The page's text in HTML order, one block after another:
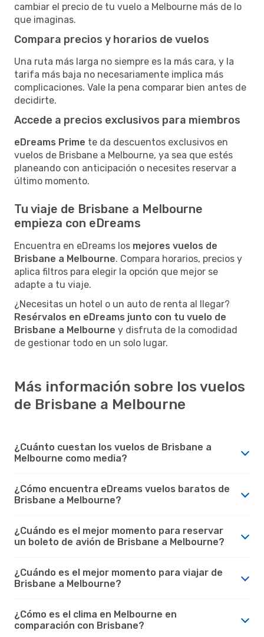
cambiar el precio de tu vuelo a Melbourne más de lo
que imaginas.
Compara precios y horarios de vuelos
Una ruta más larga no siempre es la más cara, y la
tarifa más baja no necesariamente implica más
complicaciones. Vale la pena comparar bien antes de
decidirte.
Accede a precios exclusivos para miembros
eDreams Prime te da descuentos exclusivos en
vuelos de Brisbane a Melbourne, ya sea que estés
planeando con anticipación o necesites reservar a
último momento.
Tu viaje de Brisbane a Melbourne
empieza con eDreams
Encuentra en eDreams los mejores vuelos de
Brisbane a Melbourne. Compara horarios, precios y
aplica filtros para elegir la opción que mejor se
adapte a tu viaje.
¿Necesitas un hotel o un auto de renta al llegar?
Resérvalos en eDreams junto con tu vuelo de
Brisbane a Melbourne y disfruta de la comodidad
de gestionar todo en un solo lugar.
Más información sobre los vuelos
de Brisbane a Melbourne
¿Cuánto cuestan los vuelos de Brisbane a
Melbourne como media?
¿Cómo encuentra eDreams vuelos baratos de
Brisbane a Melbourne?
¿Cuándo es el mejor momento para reservar
un boleto de avión de Brisbane a Melbourne?
¿Cuándo es el mejor momento para viajar de
Brisbane a Melbourne?
¿Cómo es el clima en Melbourne en
comparación con Brisbane?